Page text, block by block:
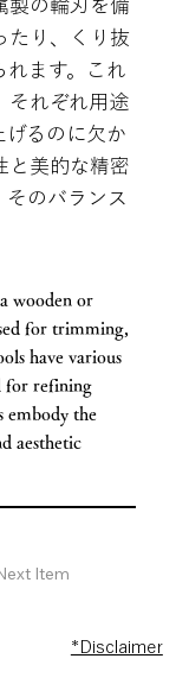
製の輪刃を備
たり、くり抜
れます。これ
それぞれ用途
げるのに欠か
と美的な精密
そのバランス
wooden or
for trimming,
have various
for refining
embody the
aesthetic
Item
*Disclaimer